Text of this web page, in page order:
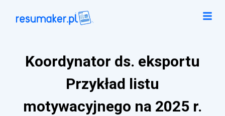
Koordynator ds. eksportu
Przykład listu
motywacyjnego na 2025 r.